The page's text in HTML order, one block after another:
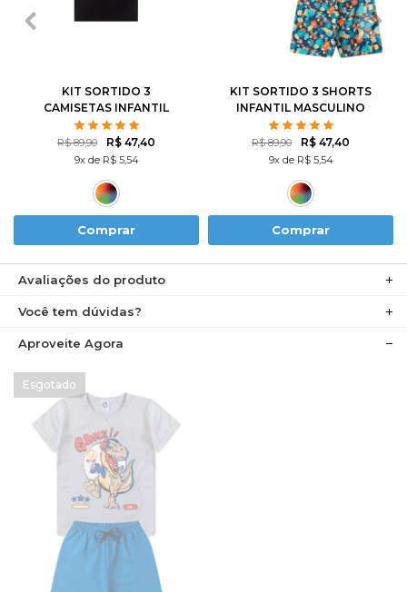
2 3 4
KIT SORTIDO 3
CAMISETAS INFANTIL
MASCULINO AVULSO
R$ 89,90 R$ 47,40
9x de R$ 5,54
Comprar
3 4 6
10 12
KIT SORTIDO 3 SHORTS
INFANTIL MASCULINO
AVULSO
R$ 89,90 R$ 47,40
9x de R$ 5,54
Comprar
Avaliações do produto
Você tem dúvidas?
Aproveite Agora